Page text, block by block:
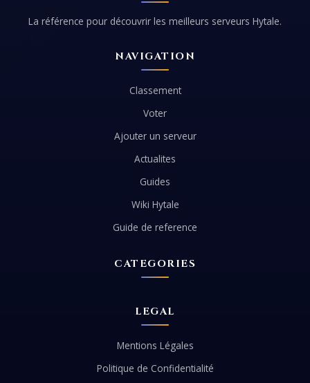
La référence pour découvrir les meilleurs serveurs Hytale.
NAVIGATION
Classement
Voter
Ajouter un serveur
Actualites
Guides
Wiki Hytale
Guide de reference
CATEGORIES
LEGAL
Mentions Légales
Politique de Confidentialité